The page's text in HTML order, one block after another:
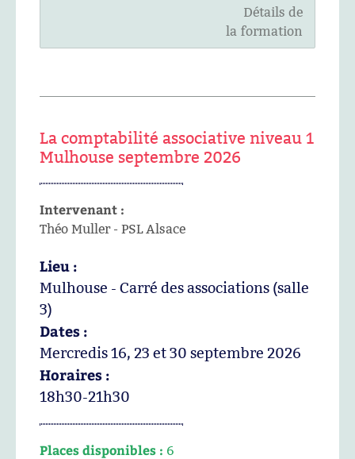
Détails de
la formation
La comptabilité associative niveau 1
Mulhouse septembre 2026
Intervenant :
Théo Muller - PSL Alsace
Lieu :
Mulhouse - Carré des associations (salle
3)
Dates :
Mercredis 16, 23 et 30 septembre 2026
Horaires :
18h30-21h30
Places disponibles : 6